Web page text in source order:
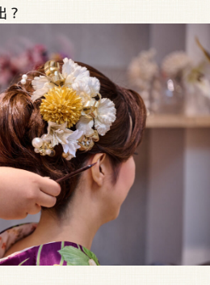
？